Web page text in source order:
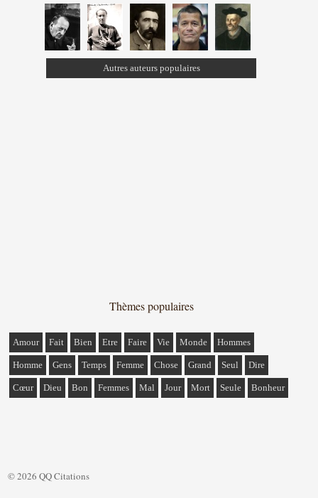
Autres auteurs populaires
Thèmes populaires
Amour Fait Bien Etre Faire Vie Monde Hommes
Homme Gens Temps Femme Chose Grand Seul Dire
Cœur Dieu Bon Femmes Mal Jour Mort Seule Bonheur
© 2026 QQ Citations